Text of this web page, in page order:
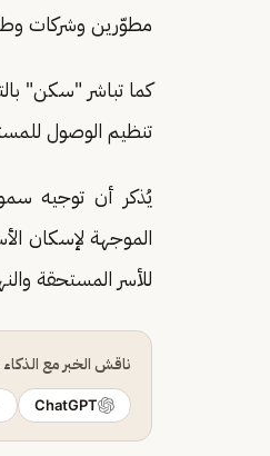
مطوّرين وشركات
كما تباشر "سكن"
تنظيم الوصول
يُذكر أن توجيه
الموجهة لإسكان
للأسر المستحقة
ناقش الخبر مع
ChatGPT